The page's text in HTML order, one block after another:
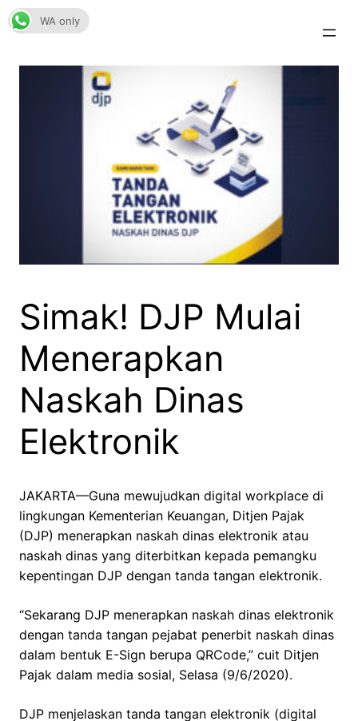
Skip
to
Simak! DJP Mulai
Menerapkan
Naskah Dinas
Elektronik
JAKARTA—Guna mewujudkan digital workplace di
lingkungan Kementerian Keuangan, Ditjen Pajak
(DJP) menerapkan naskah dinas elektronik atau
naskah dinas yang diterbitkan kepada pemangku
kepentingan DJP dengan tanda tangan elektronik.
“Sekarang DJP menerapkan naskah dinas elektronik
dengan tanda tangan pejabat penerbit naskah dinas
dalam bentuk E-Sign berupa QRCode,” cuit Ditjen
Pajak dalam media sosial, Selasa (9/6/2020).
DJP menjelaskan tanda tangan elektronik (digital
WA only